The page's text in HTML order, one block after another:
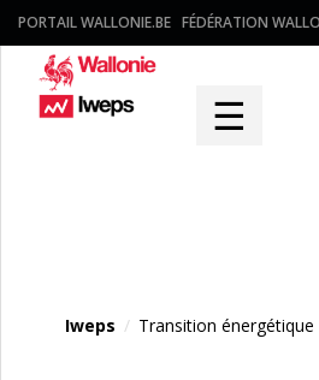
PORTAIL WALLONIE.BE FÉDÉRATION
☰
Iweps / Transition